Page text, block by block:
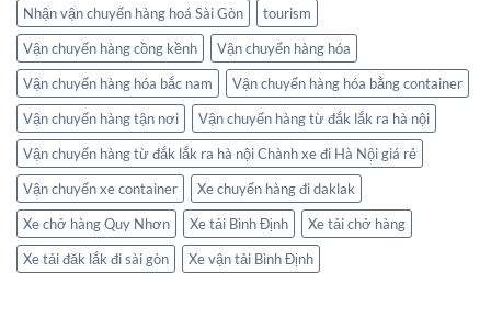
Nhận vận chuyển hàng hoá Sài Gòn
tourism
Vận chuyển hàng cồng kềnh
Vận chuyển hàng hóa
Vận chuyển hàng hóa bắc nam
Vận chuyển hàng hóa bằng container
Vận chuyển hàng tận nơi
Vận chuyển hàng từ đắk lắk ra hà nội
Vận chuyển hàng từ đắk lắk ra hà nội Chành xe đi Hà Nội giá rẻ
Vận chuyển xe container
Xe chuyển hàng đi daklak
Xe chở hàng Quy Nhơn
Xe tải Bình Định
Xe tải chở hàng
Xe tải đăk lắk đi sài gòn
Xe vận tải Bình Định